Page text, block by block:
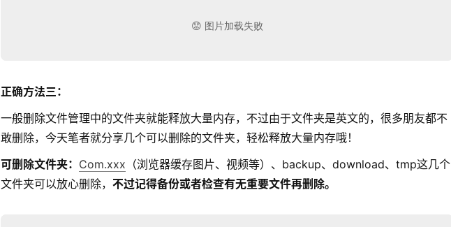
正确方法三：
一般删除文件管理中的文件夹就能释放大量内存，不过由于文件夹是英文的，很多朋友都不
敢删除，今天笔者就分享几个可以删除的文件夹，轻松释放大量内存哦！
可删除文件夹： Com.xxx （浏览器缓存图片、视频等）、backup、download、tmp这几个
文件夹可以放心删除， 不过记得备份或者检查有无重要文件再删除。